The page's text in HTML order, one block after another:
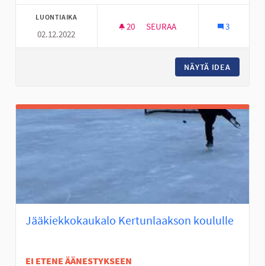
LUONTIAIKA
02.12.2022
20 20 SEURAAJAA
SEURAA 3
NÄYTÄ IDEA
Jääkiekkokaukalo Kertunlaakson koululle
EI ETENE ÄÄNESTYKSEEN